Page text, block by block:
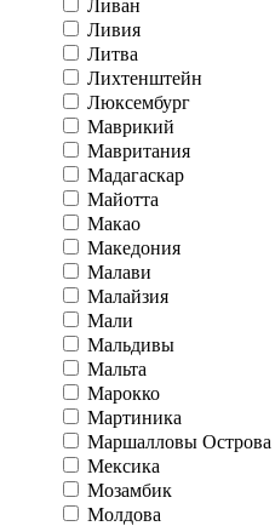
Ливан
Ливия
Литва
Лихтенштейн
Люксембург
Маврикий
Мавритания
Мадагаскар
Майотта
Макао
Македония
Малави
Малайзия
Мали
Мальдивы
Мальта
Марокко
Мартиника
Маршалловы Острова
Мексика
Мозамбик
Молдова